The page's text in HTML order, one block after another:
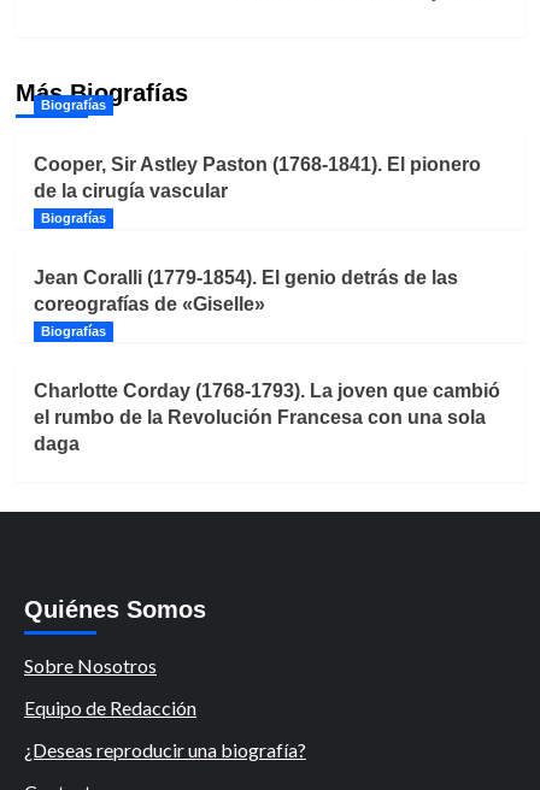
Más Biografías
Biografías
Cooper, Sir Astley Paston (1768-1841). El pionero
de la cirugía vascular
Biografías
Jean Coralli (1779-1854). El genio detrás de las
coreografías de «Giselle»
Biografías
Charlotte Corday (1768-1793). La joven que cambió
el rumbo de la Revolución Francesa con una sola
daga
Quiénes Somos
Sobre Nosotros
Equipo de Redacción
¿Deseas reproducir una biografía?